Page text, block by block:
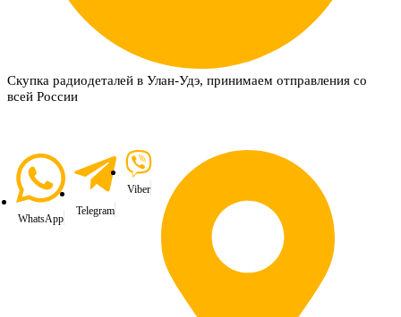
Скупка радиодеталей в Улан-Удэ, принимаем отправления со
всей России
WhatsApp
Telegram
Viber